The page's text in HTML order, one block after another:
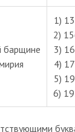
барщине
1)
2)
3)
4)
5)
6)